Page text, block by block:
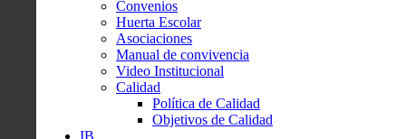
Convenios
Huerta Escolar
Asociaciones
Manual de convivencia
Video Institucional
Calidad
Política de Calidad
Objetivos de Calidad
IB